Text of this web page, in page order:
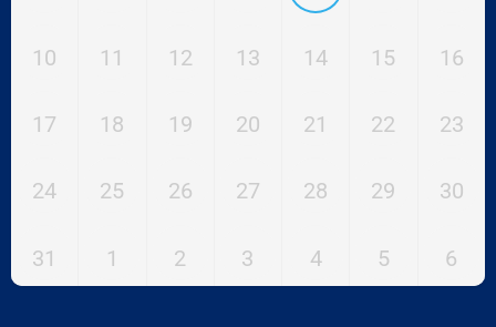
10 11 12 13 14 15 16
17 18 19 20 21 22 23
24 25 26 27 28 29 30
31 1 2 3 4 5 6